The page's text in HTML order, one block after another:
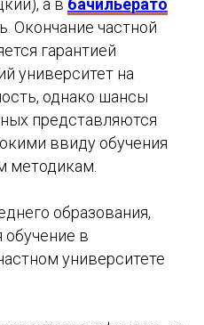
а в бачильерато
Окончание частной
гарантией
университет на
однако шансы
представляются
ввиду обучения
методикам.
образования,
в
университете